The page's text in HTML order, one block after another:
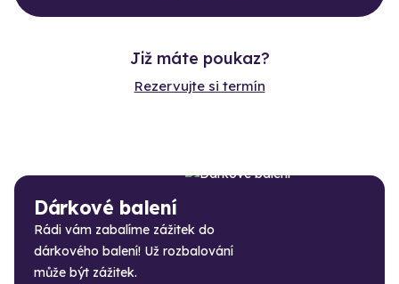
Již máte poukaz?
Rezervujte si termín
Dárkové balení
Rádi vám zabalíme zážitek do
dárkového balení! Už rozbalování
může být zážitek.